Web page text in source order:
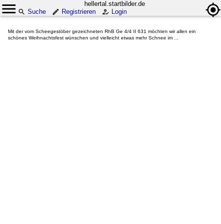
hellertal.startbilder.de
Suche
Registrieren Login
Mit der vom Scheegestöber gezeichneten RhB Ge 4/4 II 631 möchten wir allen ein
schönes Weihnachtsfest wünschen und vielleicht etwas mehr Schnee im ...